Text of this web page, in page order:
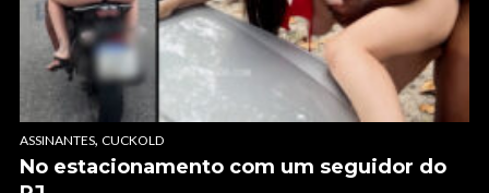
ASSINANTES, CUCKOLD
No estacionamento com um seguidor do